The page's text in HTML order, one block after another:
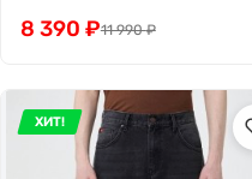
11 990₽
8 390 ₽
ХИТ!